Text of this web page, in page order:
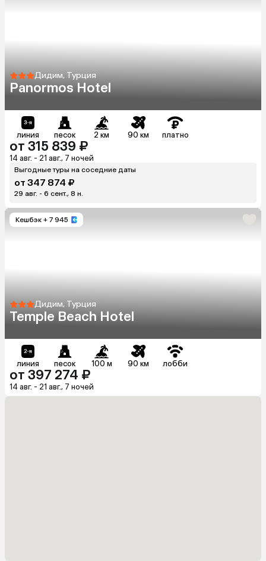
Дидим, Турция
Panormos Hotel
линия песок 2 км 90 км платно
от 315 839 ₽
14 авг. - 21 авг., 7 ночей
Выгодные туры на соседние даты
от 347 874 ₽
29 авг. - 6 сент., 8 н.
Кешбэк + 7 945
Дидим, Турция
Temple Beach Hotel
линия песок 100 м 90 км лобби
от 397 274 ₽
14 авг. - 21 авг., 7 ночей